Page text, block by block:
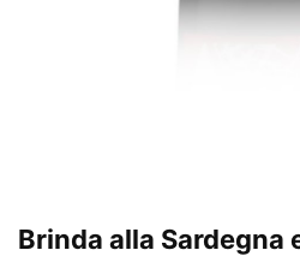
Brinda alla Sardegna